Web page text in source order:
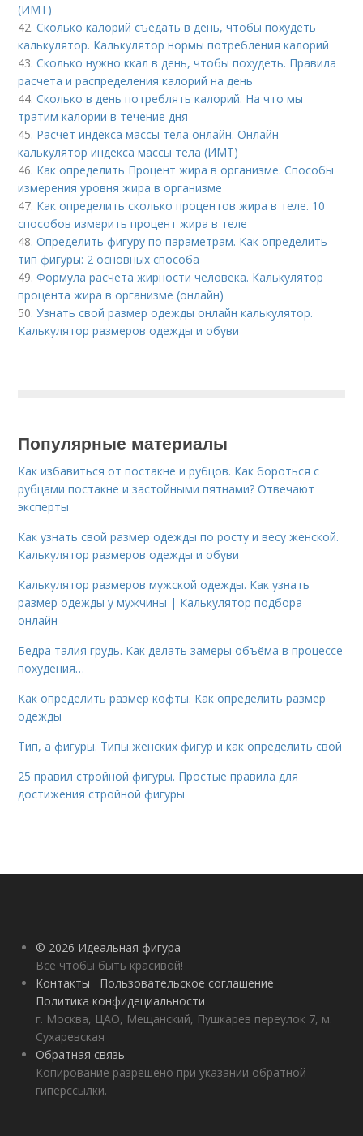
(ИМТ)
42.Сколько калорий съедать в день, чтобы похудеть
калькулятор. Калькулятор нормы потребления калорий
43.Сколько нужно ккал в день, чтобы похудеть. Правила
расчета и распределения калорий на день
44.Сколько в день потреблять калорий. На что мы
тратим калории в течение дня
45. Расчет индекса массы тела онлайн. Онлайн-
калькулятор индекса массы тела (ИМТ)
46. Как определить Процент жира в организме. Способы
измерения уровня жира в организме
47. Как определить сколько процентов жира в теле. 10
способов измерить процент жира в теле
48.Определить фигуру по параметрам. Как определить
тип фигуры: 2 основных способа
49.Формула расчета жирности человека. Калькулятор
процента жира в организме (онлайн)
50.Узнать свой размер одежды онлайн калькулятор.
Калькулятор размеров одежды и обуви
Популярные материалы
Как избавиться от постакне и рубцов. Как бороться с
рубцами постакне и застойными пятнами? Отвечают
эксперты
Как узнать свой размер одежды по росту и весу женской.
Калькулятор размеров одежды и обуви
Калькулятор размеров мужской одежды. Как узнать
размер одежды у мужчины | Калькулятор подбора
онлайн
Бедра талия грудь. Как делать замеры объёма в процессе
похудения…
Как определить размер кофты. Как определить размер
одежды
Тип, а фигуры. Типы женских фигур и как определить свой
25 правил стройной фигуры. Простые правила для
достижения стройной фигуры
© 2026 Идеальная фигура
Всё чтобы быть красивой!
Контакты
Пользовательское соглашение
Политика конфидециальности
г. Москва, ЦАО, Мещанский, Пушкарев переулок 7, м.
Сухаревская
Обратная связь
Копирование разрешено при указании обратной
гиперссылки.